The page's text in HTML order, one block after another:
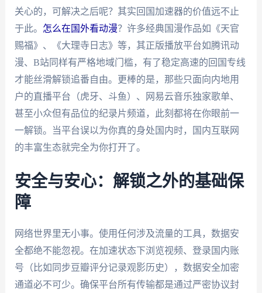
关心的，可解决之后呢？其实回国加速器的价值远不止
于此。 怎么在国外看动漫？许多经典国漫作品如《天官
赐福》、《大理寺日志》等，其正版播放平台如腾讯动
漫、B站同样有严格地域门槛，有了稳定高速的回国专线
才能丝滑解锁追番自由。更棒的是，那些只面向内地用
户的直播平台（虎牙、斗鱼）、网易云音乐独家歌单、
甚至小众但有品位的纪录片频道，此刻都将在你眼前一
一解锁。当平台误以为你真的身处国内时，国内互联网
的丰富生态就完全为你打开了。
安全与安心：解锁之外的基础保
障
网络世界里无小事。使用任何涉及流量的工具，数据安
全都绝不能忽视。在加速状态下浏览视频、登录国内账
号（比如同步豆瓣评分记录观影历史），数据安全加密
通道必不可少。确保平台所有传输都是通过严密协议封